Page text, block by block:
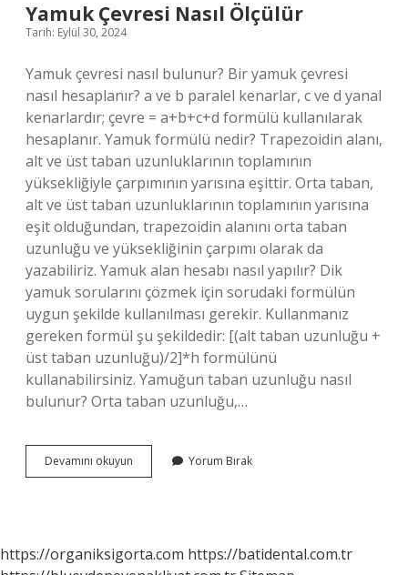
Yamuk Çevresi Nasıl Ölçülür
Tarih: Eylül 30, 2024
Yamuk çevresi nasıl bulunur? Bir yamuk çevresi
nasıl hesaplanır? a ve b paralel kenarlar, c ve d yanal
kenarlardır; çevre = a+b+c+d formülü kullanılarak
hesaplanır. Yamuk formülü nedir? Trapezoidin alanı,
alt ve üst taban uzunluklarının toplamının
yüksekliğiyle çarpımının yarısına eşittir. Orta taban,
alt ve üst taban uzunluklarının toplamının yarısına
eşit olduğundan, trapezoidin alanını orta taban
uzunluğu ve yüksekliğinin çarpımı olarak da
yazabiliriz. Yamuk alan hesabı nasıl yapılır? Dik
yamuk sorularını çözmek için sorudaki formülün
uygun şekilde kullanılması gerekir. Kullanmanız
gereken formül şu şekildedir: [(alt taban uzunluğu +
üst taban uzunluğu)/2]*h formülünü
kullanabilirsiniz. Yamuğun taban uzunluğu nasıl
bulunur? Orta taban uzunluğu,…
Devamını okuyun
Çevresi
Yorum Bırak
https://organiksigorta.com https://batidental.com.tr